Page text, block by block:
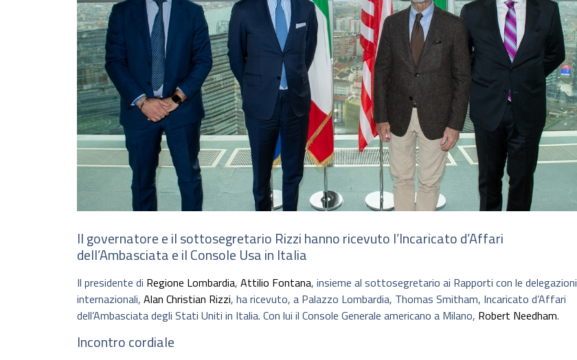
Il governatore e il sottosegretario Rizzi hanno ricevuto l’Incaricato d’Affari
dell’Ambasciata e il Console Usa in Italia
Il presidente di Regione Lombardia, Attilio Fontana, insieme al sottosegretario ai Rapporti con le delegazioni
internazionali, Alan Christian Rizzi, ha ricevuto, a Palazzo Lombardia, Thomas Smitham, Incaricato d’Affari
dell’Ambasciata degli Stati Uniti in Italia. Con lui il Console Generale americano a Milano, Robert Needham.
Incontro cordiale